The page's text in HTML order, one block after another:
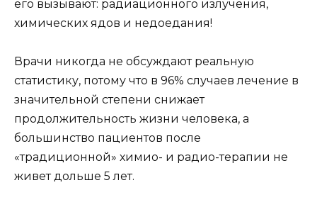
его вызывают: радиационного излучения,
химических ядов и недоедания!
Врачи никогда не обсуждают реальную
статистику, потому что в 96% случаев лечение в
значительной степени снижает
продолжительность жизни человека, а
большинство пациентов после
«традиционной» химио- и радио-терапии не
живет дольше 5 лет.